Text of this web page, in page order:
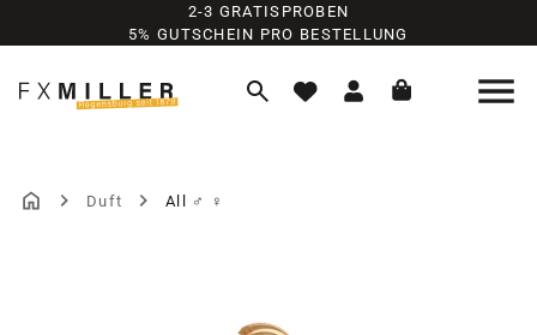
Zum Hauptinhalt springen
2-3 GRATISPROBEN
5% GUTSCHEIN PRO BESTELLUNG
Duft All ♂ ♀